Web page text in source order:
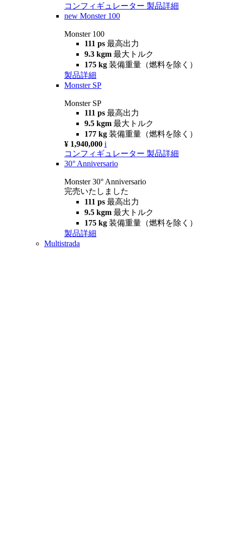
コンフィギュレーター 製品詳細
new Monster 100
Monster 100
111 ps 最高出力
9.3 kgm 最大トルク
175 kg 装備重量（燃料を除く）
製品詳細
Monster SP
Monster SP
111 ps 最高出力
9.5 kgm 最大トルク
177 kg 装備重量（燃料を除く）
¥ 1,940,000 i
コンフィギュレーター 製品詳細
30° Anniversario
Monster 30° Anniversario
完売いたしました
111 ps 最高出力
9.5 kgm 最大トルク
175 kg 装備重量（燃料を除く）
製品詳細
Multistrada